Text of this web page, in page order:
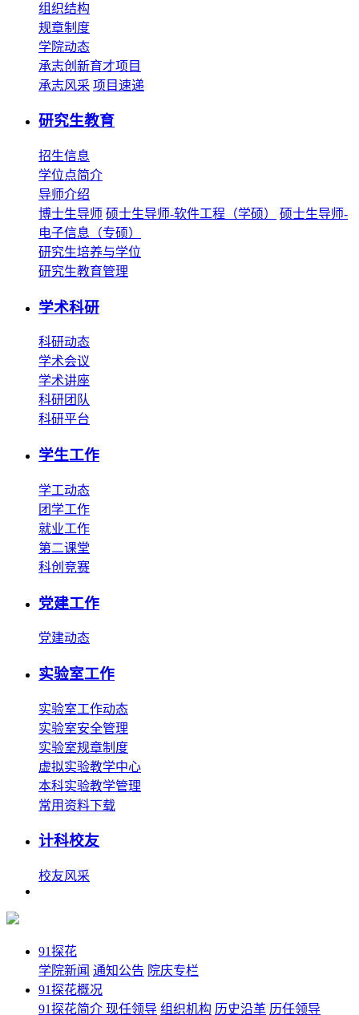
组织结构
规章制度
学院动态
承志创新育才项目
承志风采 项目速递
研究生教育
招生信息
学位点简介
导师介绍
博士生导师 硕士生导师-软件工程（学硕）
硕士生导师-
电子信息（专硕）
研究生培养与学位
研究生教育管理
学术科研
科研动态
学术会议
学术讲座
科研团队
科研平台
学生工作
学工动态
团学工作
就业工作
第二课堂
科创竞赛
党建工作
党建动态
实验室工作
实验室工作动态
实验室安全管理
实验室规章制度
虚拟实验教学中心
本科实验教学管理
常用资料下载
计科校友
校友风采
91探花
学院新闻 通知公告 院庆专栏
91探花概况
91探花简介 现任领导 组织机构 历史沿革 历任领导